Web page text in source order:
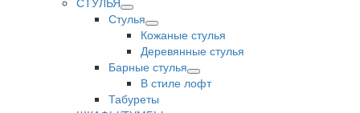
Стулья
Кожаные стулья
Деревянные стулья
Барные стулья
В стиле лофт
Табуреты